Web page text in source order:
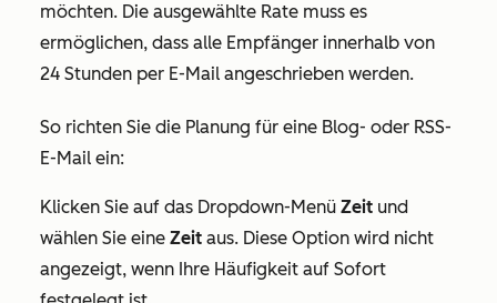
möchten. Die ausgewählte Rate muss es
ermöglichen, dass alle Empfänger innerhalb von
24 Stunden per E-Mail angeschrieben werden.
So richten Sie die Planung für eine Blog- oder RSS-
E-Mail ein:
Klicken Sie auf das Dropdown-Menü Zeit und
wählen Sie eine Zeit aus. Diese Option wird nicht
angezeigt, wenn Ihre Häufigkeit auf Sofort